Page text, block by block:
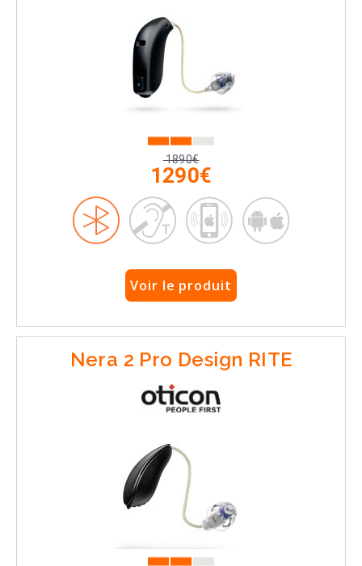
1890€
1290€
Voir le produit
Nera 2 Pro Design RITE